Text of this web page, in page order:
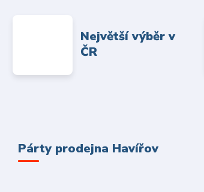
Největší výběr v
ČR
Párty prodejna Havířov